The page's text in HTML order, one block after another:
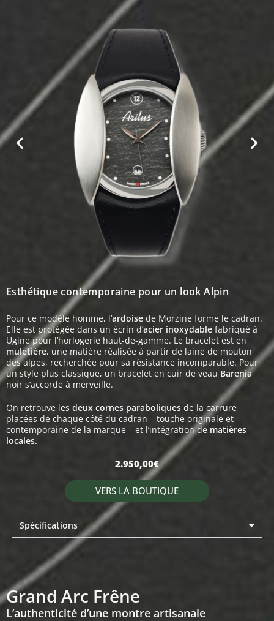
Esthétique contemporaine pour un look Alpin
Pour ce modèle homme, l’ardoise de Morzine forme le cadran.
Elle est protégée dans un écrin d’acier inoxydable fabriqué à
Ugine pour l’horlogerie haut-de-gamme. Le bracelet est en
muletière, une matière réalisée à partir de laine de mouton
des alpes, recherchée pour sa résistance incomparable. Pour
un style plus classique, un bracelet en cuir de veau Barenia
noir s’accorde à merveille.
On retrouve les deux cornes paraboliques de la carrure
placées de chaque côté du cadran – touche originale et
contemporaine de la marque – et l’intégration de matières
locales.
2.950,00€
VERS LA BOUTIQUE
Spécifications
Grand Arc Frêne
L’authenticité d’une montre artisanale